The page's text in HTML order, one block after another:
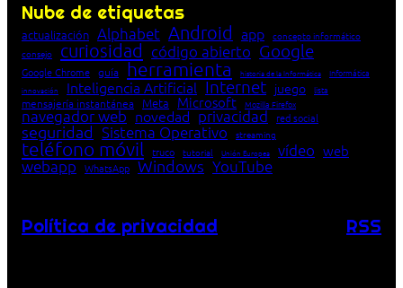
Nube de etiquetas
actualización Alphabet Android app concepto informático
consejo
curiosidad código abierto Google
Google Chrome guía herramienta historia de la Informática Informática
innovación Inteligencia Artificial Internet juego lista
mensajería instantánea Meta Microsoft Mozilla Firefox
navegador web novedad privacidad red social
seguridad Sistema Operativo streaming
teléfono móvil truco tutorial Unión Europea vídeo web
webapp WhatsApp Windows YouTube
Política de privacidad RSS